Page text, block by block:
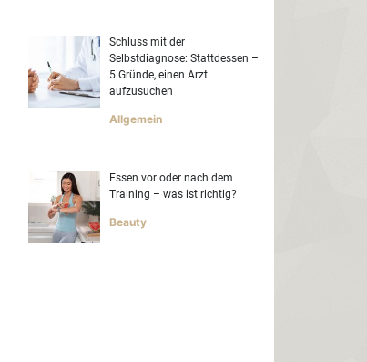
Schluss mit der
Selbstdiagnose: Stattdessen –
5 Gründe, einen Arzt
aufzusuchen
Allgemein
Essen vor oder nach dem
Training – was ist richtig?
Beauty